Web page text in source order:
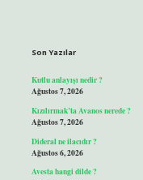
Son Yazılar
Kutlu anlayışı nedir ?
Ağustos 7, 2026
Kızılırmak’ta Avanos nerede ?
Ağustos 7, 2026
Dideral ne ilacıdır ?
Ağustos 6, 2026
Avesta hangi dilde ?